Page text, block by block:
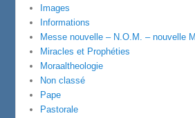
Images
Informations
Messe nouvelle – N.O.M. – nouvelle
Miracles et Prophéties
Moraaltheologie
Non classé
Pape
Pastorale